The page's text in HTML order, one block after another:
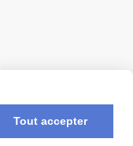
Tout accepter